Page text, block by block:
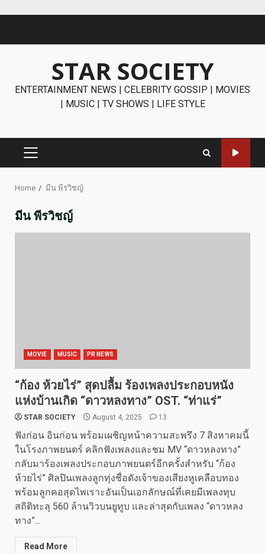
STAR SOCIETY
ENTERTAINMENT NEWS | CELEBRITY GOSSIP | MOVIES
| MUSIC | TV SHOWS | LIFE STYLE
PRIMARY
Home มีน พีรวิชญ์
มีน พีรวิชญ์
MOVIE MUSIC PR NEWS
“ก้อง ห้วยไร่” สุดปลื้ม ร้องเพลงประกอบหนัง
แห่งบ้านเกิด “ดาวหลงทาง” OST. “ท่าแร่”
STAR SOCIETY August 4, 2025 13
ฟังก่อน อินก่อน พร้อมเผชิญหน้าความสะพรึง 7 สิงหาคมนี้
ในโรงภาพยนตร์ คลิกฟังเพลงและชม MV “ดาวหลงทาง”
กลับมาร้องเพลงประกอบภาพยนตร์อีกครั้งสำหรับ “ก้อง
ห้วยไร่” ศิลปินเพลงลูกทุ่งชื่อดังเจ้าของเสียงหูเคลือบทอง
พร้อมลูกคอสุดไพเราะอันเป็นเอกลักษณ์ที่เคยมีเพลงทุบ
สถิติทะลุ 560 ล้านวิวบนยูทูบ และล่าสุดกับเพลง “ดาวหลง
ทาง”...
Read More